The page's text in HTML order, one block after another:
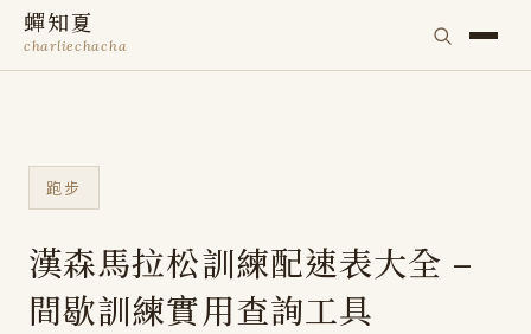
蟬知夏
charliechacha
跑步
漢森馬拉松訓練配速表大全 –
間歇訓練實用查詢工具